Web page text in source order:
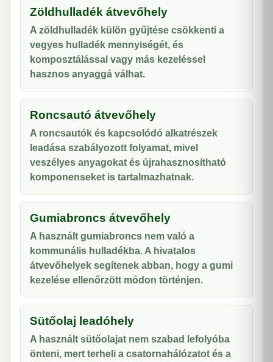
Zöldhulladék átvevőhely
A zöldhulladék külön gyűjtése csökkenti a
vegyes hulladék mennyiségét, és
komposztálással vagy más kezeléssel
hasznos anyaggá válhat.
Roncsautó átvevőhely
A roncsautók és kapcsolódó alkatrészek
leadása szabályozott folyamat, mivel
veszélyes anyagokat és újrahasznosítható
komponenseket is tartalmazhatnak.
Gumiabroncs átvevőhely
A használt gumiabroncs nem való a
kommunális hulladékba. A hivatalos
átvevőhelyek segítenek abban, hogy a gumi
kezelése ellenőrzött módon történjen.
Sütőolaj leadóhely
A használt sütőolajat nem szabad lefolyóba
önteni, mert terheli a csatornahálózatot és a